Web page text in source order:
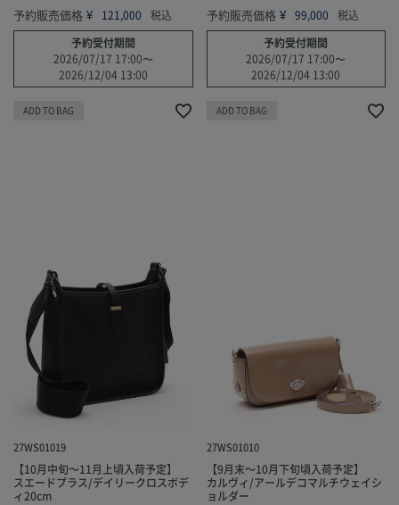
予約販売価格 ¥ 121,000
税込
予約受付期間
2026/07/17 17:00〜
2026/12/04 13:00
ADD TO BAG
予約販売価格 ¥ 99,000
税込
予約受付期間
2026/07/17 17:00〜
2026/12/04 13:00
ADD TO BAG
27WS01019
【10月中旬～11月上頃入荷予定】
スエードプラス/デイリークロスボデ
ィ20cm
27WS01010
【9月末～10月下旬頃入荷予定】
カルヴィ/アールデコマルチウェイシ
ョルダー